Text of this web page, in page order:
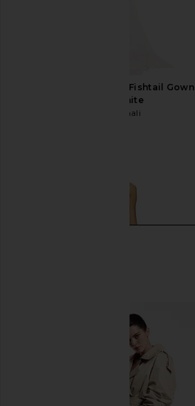
Norma Kamali Walter Fishtail Gown
in Snow White
Norma Kamali